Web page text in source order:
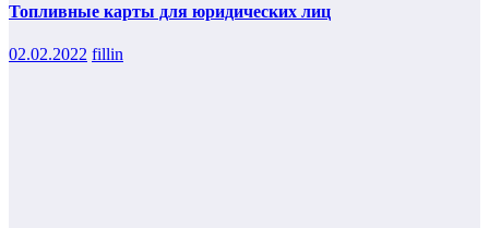
Топливные карты для юридических лиц
02.02.2022 fillin